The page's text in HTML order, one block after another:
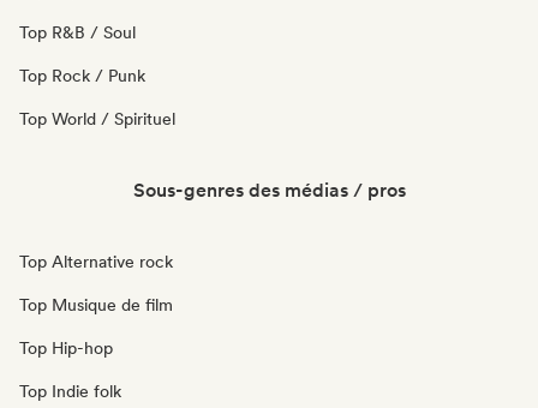
Top R&B / Soul
Top Rock / Punk
Top World / Spirituel
Sous-genres des médias / pros
Top Alternative rock
Top Musique de film
Top Hip-hop
Top Indie folk